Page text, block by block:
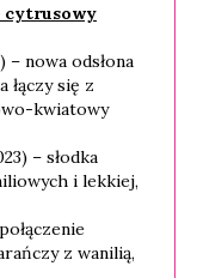
cytrusowy
– nowa odsłona
łączy się z
kwiatowy
– słodka
i lekkiej,
z wanilią,